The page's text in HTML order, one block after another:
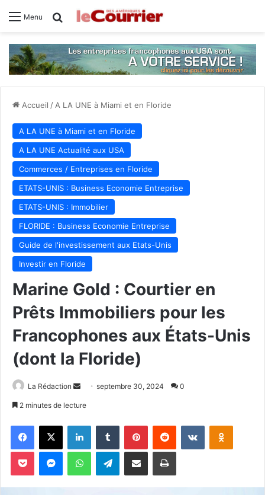
Menu Rechercher
Accueil / A LA UNE à Miami et en Floride
A LA UNE à Miami et en Floride
A LA UNE Actualité aux USA
Commerces / Entreprises en Floride
ETATS-UNIS : Business Economie Entreprise
ETATS-UNIS : Immobilier
FLORIDE : Business Economie Entreprise
Guide de l'investissement aux Etats-Unis
Investir en Floride
Marine Gold : Courtier en
Prêts Immobiliers pour les
Francophones aux États-Unis
(dont la Floride)
La Rédaction
Envoyerseptembre 30, 2024 0
2 minutes de lecture
Facebook
X LinkedinTumblr PinterestReddit VKontakte
Pocket MessengerWhatsAppTelegramPartager par email Imprimer